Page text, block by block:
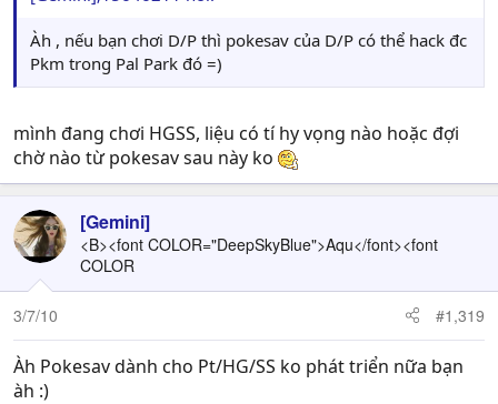
Àh , nếu bạn chơi D/P thì pokesav của D/P có thể hack đc
Pkm trong Pal Park đó =)
mình đang chơi HGSS, liệu có tí hy vọng nào hoặc đợi
chờ nào từ pokesav sau này ko
[Gemini]
<B><font COLOR="DeepSkyBlue">Aqu</font><font
COLOR
3/7/10 #1,319
Àh Pokesav dành cho Pt/HG/SS ko phát triển nữa bạn
àh :)